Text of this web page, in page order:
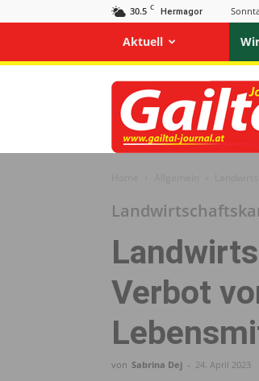
30.5 C Hermagor
Aktuell
Gailtal
Journal
Verbot
von Sabrina Dej - 24. April 2023